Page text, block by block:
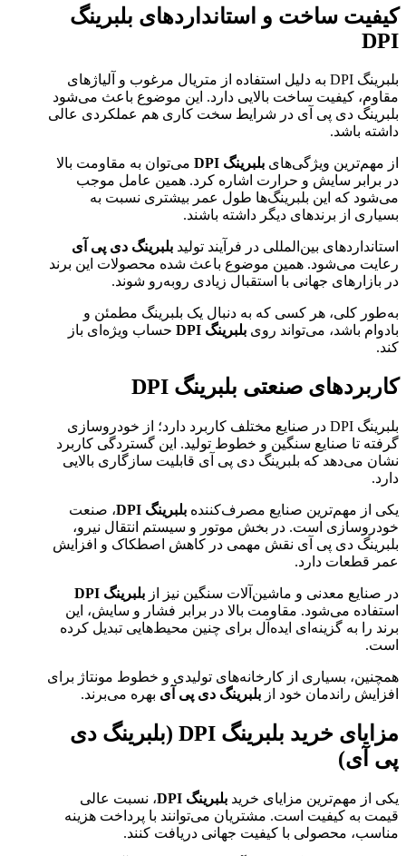
کیفیت ساخت و استانداردهای بلبرینگ
DPI
بلبرینگ DPI به دلیل استفاده از متریال مرغوب و آلیاژهای
مقاوم، کیفیت ساخت بالایی دارد. این موضوع باعث می‌شود
بلبرینگ دی پی آی در شرایط سخت کاری هم عملکردی عالی
داشته باشد.
از مهم‌ترین ویژگی‌های بلبرینگ DPI
می‌توان به مقاومت بالا
در برابر سایش و حرارت اشاره کرد. همین عامل موجب
می‌شود که این بلبرینگ‌ها طول عمر بیشتری نسبت به
بسیاری از برندهای دیگر داشته باشند.
استانداردهای بین‌المللی در فرآیند تولید بلبرینگ دی پی آی
رعایت می‌شود. همین موضوع باعث شده محصولات این برند
در بازارهای جهانی با استقبال زیادی روبه‌رو شوند.
به‌طور کلی، هر کسی که به دنبال یک بلبرینگ مطمئن و
بادوام باشد، می‌تواند روی بلبرینگ DPI
حساب ویژه‌ای باز
کند.
کاربردهای صنعتی بلبرینگ DPI
بلبرینگ DPI در صنایع مختلف کاربرد دارد؛ از خودروسازی
گرفته تا صنایع سنگین و خطوط تولید. این گستردگی کاربرد
نشان می‌دهد که بلبرینگ دی پی آی قابلیت سازگاری بالایی
دارد.
یکی از مهم‌ترین صنایع مصرف‌کننده بلبرینگ DPI
، صنعت
خودروسازی است. در بخش موتور و سیستم انتقال نیرو،
بلبرینگ دی پی آی نقش مهمی در کاهش اصطکاک و افزایش
عمر قطعات دارد.
در صنایع معدنی و ماشین‌آلات سنگین نیز از بلبرینگ DPI
استفاده می‌شود. مقاومت بالا در برابر فشار و سایش، این
برند را به گزینه‌ای ایده‌آل برای چنین محیط‌هایی تبدیل کرده
است.
همچنین، بسیاری از کارخانه‌های تولیدی و خطوط مونتاژ برای
افزایش راندمان خود از بلبرینگ دی پی آی بهره می‌برند.
مزایای خرید بلبرینگ DPI (بلبرینگ دی
پی آی)
یکی از مهم‌ترین مزایای خرید بلبرینگ DPI
، نسبت عالی
قیمت به کیفیت است. مشتریان می‌توانند با پرداخت هزینه
مناسب، محصولی با کیفیت جهانی دریافت کنند.